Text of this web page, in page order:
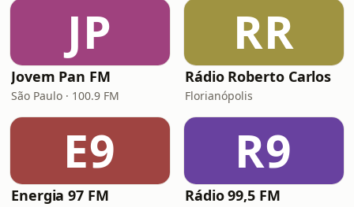
JP
Jovem Pan FM
São Paulo · 100.9 FM
RR
Rádio Roberto Carlos
Florianópolis
E9
Energia 97 FM
R9
Rádio 99,5 FM